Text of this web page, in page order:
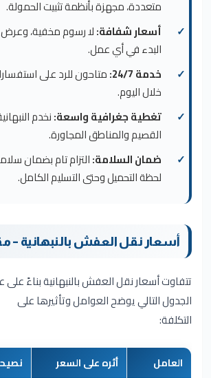
متعددة، مجهزة بأنظمة تثبيت الحمولة.
أسعار شفافة:لا رسوم مخفية،
البدء في أي عمل.
خدمة 24/7:
متاحون للرد على
خلال اليوم.
تغطية جغرافية واسعة:نخدم
القصيم والمناطق المجاورة.
ضمان السلامة:التزام تام بضمان
لحظة التحميل وحتى التسليم الكامل.
أسعار نقل العفش بالنبهانية –
تتفاوت أسعار نقل العفش بالنبهانية بناءً
الجدول التالي يوضح العوامل وتأثيرها على
التكلفة:
العامل أثره على السعر